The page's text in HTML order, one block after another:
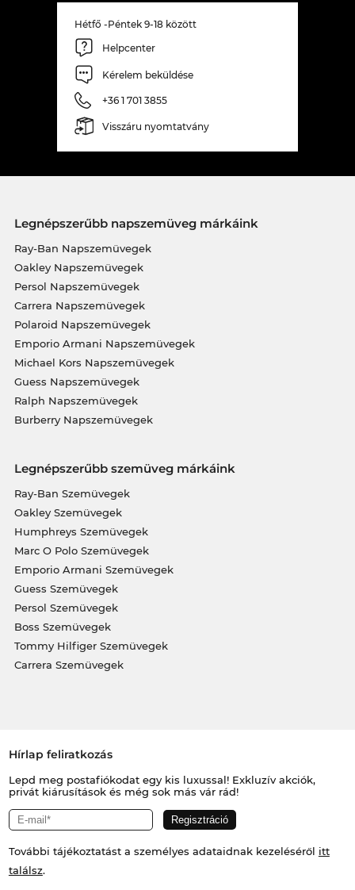
Hétfő -Péntek 9-18 között
Helpcenter
Kérelem beküldése
+36 1 701 3855
Visszáru nyomtatvány
Legnépszerűbb napszemüveg márkáink
Ray-Ban Napszemüvegek
Oakley Napszemüvegek
Persol Napszemüvegek
Carrera Napszemüvegek
Polaroid Napszemüvegek
Emporio Armani Napszemüvegek
Michael Kors Napszemüvegek
Guess Napszemüvegek
Ralph Napszemüvegek
Burberry Napszemüvegek
Legnépszerűbb szemüveg márkáink
Ray-Ban Szemüvegek
Oakley Szemüvegek
Humphreys Szemüvegek
Marc O Polo Szemüvegek
Emporio Armani Szemüvegek
Guess Szemüvegek
Persol Szemüvegek
Boss Szemüvegek
Tommy Hilfiger Szemüvegek
Carrera Szemüvegek
Hírlap feliratkozás
Lepd meg postafiókodat egy kis luxussal! Exkluzív akciók,
privát kiárusítások és még sok más vár rád!
További tájékoztatást a személyes adataidnak kezeléséről itt
találsz.